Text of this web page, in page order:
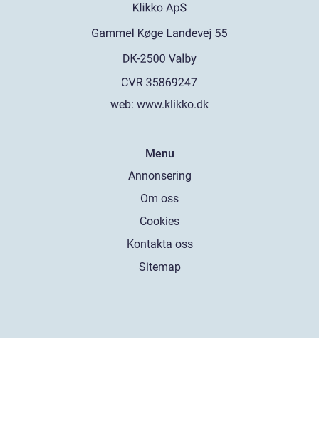
web: www.klikko.dk
Menu
Annonsering
Om oss
Cookies
Kontakta oss
Sitemap